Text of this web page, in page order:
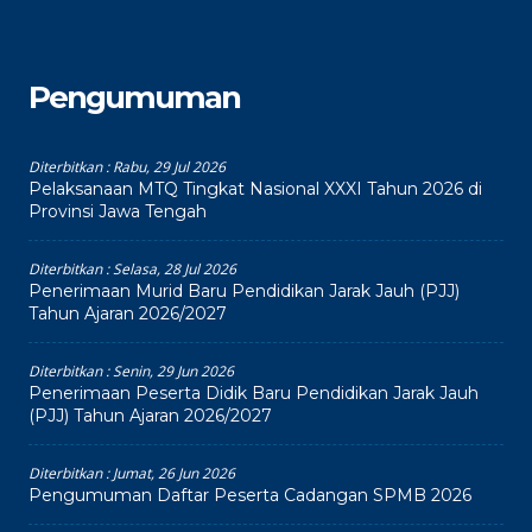
Pengumuman
Diterbitkan :Rabu, 29 Jul 2026
Pelaksanaan MTQ Tingkat Nasional XXXI Tahun 2026 di
Provinsi Jawa Tengah
Diterbitkan :Selasa, 28 Jul 2026
Penerimaan Murid Baru Pendidikan Jarak Jauh (PJJ)
Tahun Ajaran 2026/2027
Diterbitkan :Senin, 29 Jun 2026
Penerimaan Peserta Didik Baru Pendidikan Jarak Jauh
(PJJ) Tahun Ajaran 2026/2027
Diterbitkan :Jumat, 26 Jun 2026
Pengumuman Daftar Peserta Cadangan SPMB 2026